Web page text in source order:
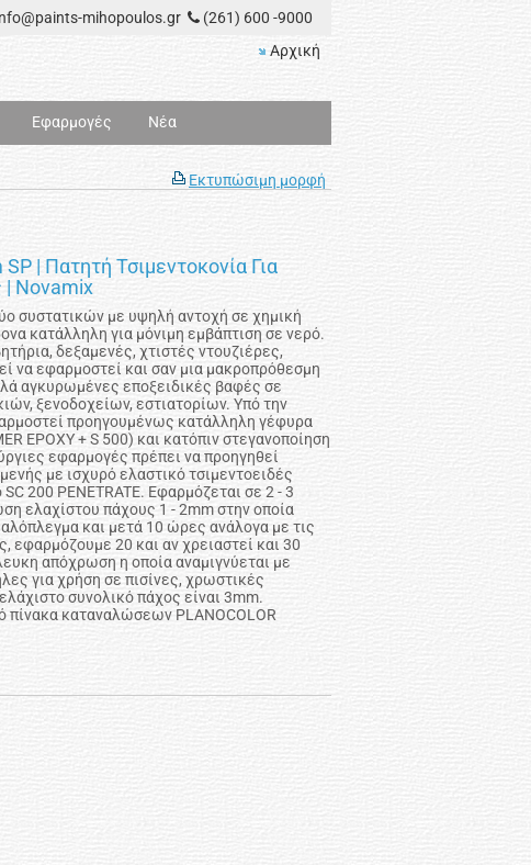
mihopoulos.gr
(261) 600 -9000
Αρχική
Εφαρμογές Νέα
Εκτυπώσιμη μορφή
| Πατητή Τσιμεντοκονία Για
| Novamix
συστατικών με υψηλή αντοχή σε χημική
κατάλληλη για μόνιμη εμβάπτιση σε νερό.
δεξαμενές, χτιστές ντουζιέρες,
να εφαρμοστεί και σαν μια μακροπρόθεσμη
αγκυρωμένες εποξειδικές βαφές σε
ξενοδοχείων, εστιατορίων. Υπό την
προηγουμένως κατάλληλη γέφυρα
EPOXY + S 500) και κατόπιν στεγανοποίηση
εφαρμογές πρέπει να προηγηθεί
με ισχυρό ελαστικό τσιμεντοειδές
200 PENETRATE. Εφαρμόζεται σε 2 - 3
ελαχίστου πάχους 1 - 2mm στην οποία
και μετά 10 ώρες ανάλογα με τις
εφαρμόζουμε 20 και αν χρειαστεί και 30
απόχρωση η οποία αναμιγνύεται με
για χρήση σε πισίνες, χρωστικές
συνολικό πάχος είναι 3mm.
πίνακα καταναλώσεων PLANOCOLOR